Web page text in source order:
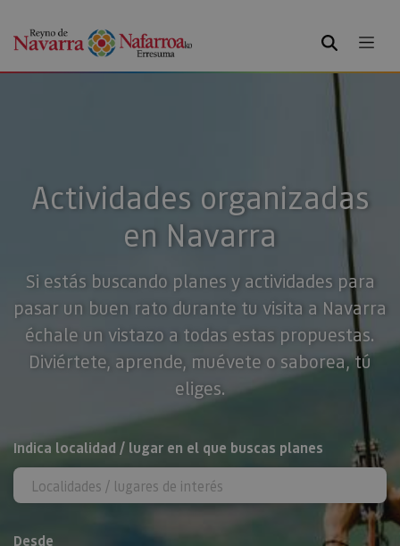
BUSCAR
Actividades organizadas
en Navarra
Si estás buscando planes y actividades para
pasar un buen rato durante tu visita a Navarra
échale un vistazo a todas estas propuestas.
Diviértete, aprende, muévete o saborea, tú
eliges.
BUSCAR
Indica localidad / lugar en el que buscas planes
Desde